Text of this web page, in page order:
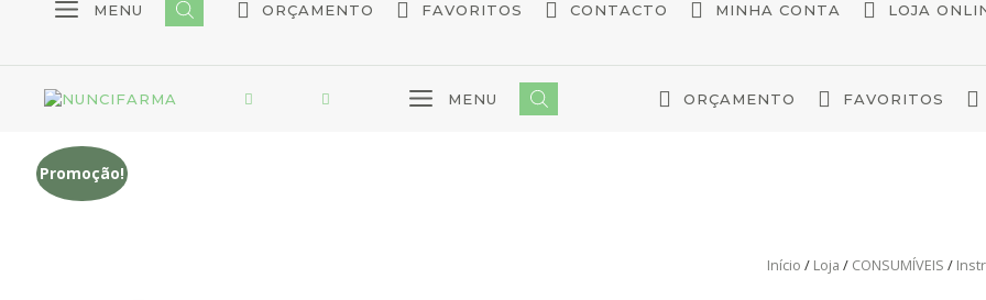
ORÇAMENTO FAVORITOS CONTACTO MINHA CONTA LOJA
MENU
ORÇAMENTO FAVORITOS
MENU
Promoção!
Início / Loja / CONSUMÍVEIS /